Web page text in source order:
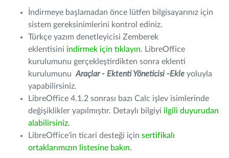
İndirmeye başlamadan önce lütfen bilgisayarınız için
sistem gereksinimlerini kontrol ediniz.
Türkçe yazım denetleyicisi Zemberek
eklentisini indirmek için tıklayın. LibreOffice
kurulumunu gerçekleştirdikten sonra eklenti
kurulumunu Araçlar - Ektenti Yöneticisi -Ekle yoluyla
yapabilirsiniz.
LibreOffice 4.1.2 sonrası bazı Calc işlev isimlerinde
değişiklikler yapılmıştır. Detaylı bilgiyi ilgili duyurudan
alabilirsiniz.
LibreOffice'in ticari desteği için sertifikalı
ortaklarımızın listesine bakın.